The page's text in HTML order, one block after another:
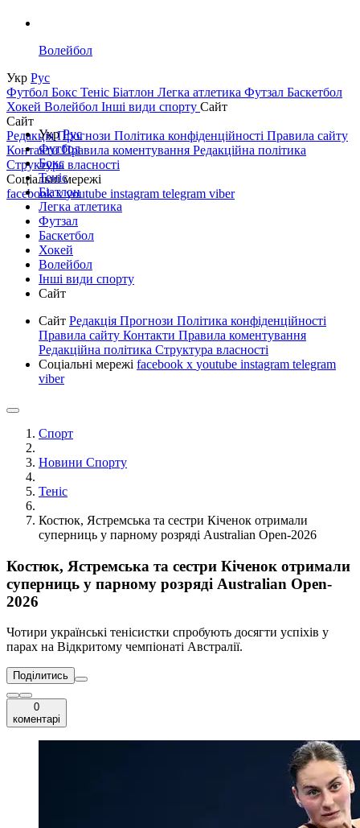
Волейбол
Укр Рус
Футбол Бокс Теніс Біатлон Легка атлетика Футзал Баскетбол
Хокей Волейбол Інші види спорту Сайт
Сайт
РедакціяПрогнози Політика конфіденційності Правила сайту
КонтактиПравила коментування Редакційна політика
Структура власності
Соціальні мережі
facebookxyoutube instagram telegram viber
УкрРус
Футбол
Бокс
Теніс
Біатлон
Легка атлетика
Футзал
Баскетбол
Хокей
Волейбол
Інші види спорту
Сайт
Сайт Редакція Прогнози Політика конфіденційності
Правила сайту Контакти Правила коментування
Редакційна політика Структура власності
Соціальні мережі facebook x youtube instagram telegram
viber
Спорт
Новини Спорту
Теніс
Костюк, Ястремська та сестри Кіченок отримали
суперниць у парному розряді Australian Open-2026
Костюк, Ястремська та сестри Кіченок отримали
суперниць у парному розряді Australian Open-
2026
Чотири українські тенісистки спробують досягти успіхів у
парах на Відкритому чемпіонаті Австралії.
Поділитись
0
коментарі